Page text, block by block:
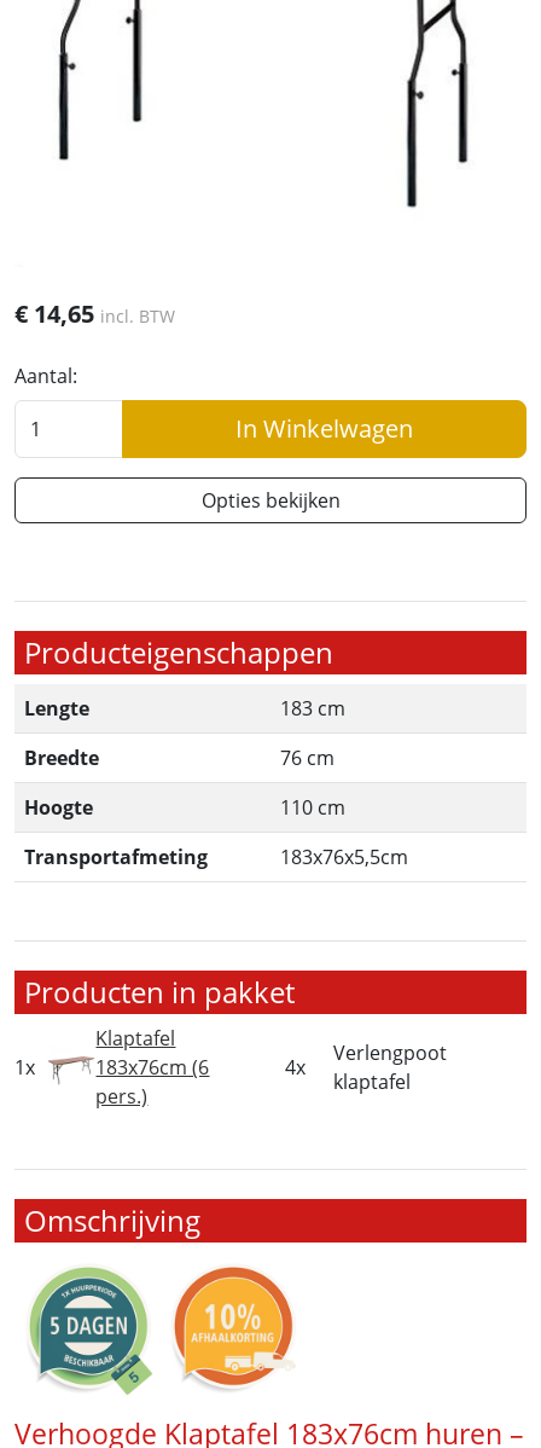
€ 14,65 incl. BTW
Aantal:
In Winkelwagen
Opties bekijken
Producten in pakket
1x
Klaptafel
183x76cm (6
pers.)
4x
Verlengpoot
klaptafel
Producteigenschappen
Lengte
183 cm
Breedte
76 cm
Hoogte
110 cm
Transportafmeting
183x76x5,5cm
Omschrijving
Verhoogde Klaptafel 183x76cm huren –